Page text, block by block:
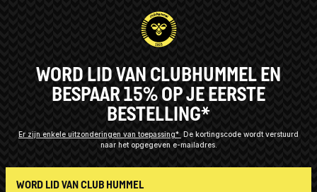
WORD LID VAN CLUBHUMMEL EN
BESPAAR 15% OP JE EERSTE
BESTELLING*
Er zijn enkele uitzonderingen van toepassing* De kortingscode wordt verstuurd
naar het opgegeven e-mailadres.
WORD LID VAN CLUB HUMMEL